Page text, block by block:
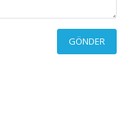
GÖNDER